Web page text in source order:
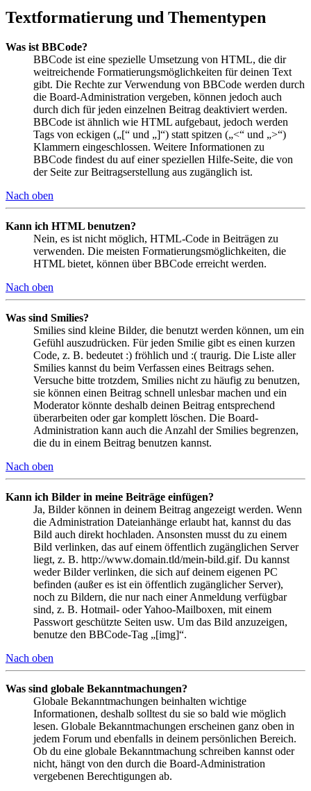
Textformatierung und Thementypen
Was ist BBCode?
BBCode ist eine spezielle Umsetzung von HTML, die dir
weitreichende Formatierungsmöglichkeiten für deinen Text
gibt. Die Rechte zur Verwendung von BBCode werden durch
die Board-Administration vergeben, können jedoch auch
durch dich für jeden einzelnen Beitrag deaktiviert werden.
BBCode ist ähnlich wie HTML aufgebaut, jedoch werden
Tags von eckigen („[“ und „]“) statt spitzen („<“ und „>“)
Klammern eingeschlossen. Weitere Informationen zu
BBCode findest du auf einer speziellen Hilfe-Seite, die von
der Seite zur Beitragserstellung aus zugänglich ist.
Nach oben
Kann ich HTML benutzen?
Nein, es ist nicht möglich, HTML-Code in Beiträgen zu
verwenden. Die meisten Formatierungsmöglichkeiten, die
HTML bietet, können über BBCode erreicht werden.
Nach oben
Was sind Smilies?
Smilies sind kleine Bilder, die benutzt werden können, um ein
Gefühl auszudrücken. Für jeden Smilie gibt es einen kurzen
Code, z. B. bedeutet :) fröhlich und :( traurig. Die Liste aller
Smilies kannst du beim Verfassen eines Beitrags sehen.
Versuche bitte trotzdem, Smilies nicht zu häufig zu benutzen,
sie können einen Beitrag schnell unlesbar machen und ein
Moderator könnte deshalb deinen Beitrag entsprechend
überarbeiten oder gar komplett löschen. Die Board-
Administration kann auch die Anzahl der Smilies begrenzen,
die du in einem Beitrag benutzen kannst.
Nach oben
Kann ich Bilder in meine Beiträge einfügen?
Ja, Bilder können in deinem Beitrag angezeigt werden. Wenn
die Administration Dateianhänge erlaubt hat, kannst du das
Bild auch direkt hochladen. Ansonsten musst du zu einem
Bild verlinken, das auf einem öffentlich zugänglichen Server
liegt, z. B. http://www.domain.tld/mein-bild.gif. Du kannst
weder Bilder verlinken, die sich auf deinem eigenen PC
befinden (außer es ist ein öffentlich zugänglicher Server),
noch zu Bildern, die nur nach einer Anmeldung verfügbar
sind, z. B. Hotmail- oder Yahoo-Mailboxen, mit einem
Passwort geschützte Seiten usw. Um das Bild anzuzeigen,
benutze den BBCode-Tag „[img]“.
Nach oben
Was sind globale Bekanntmachungen?
Globale Bekanntmachungen beinhalten wichtige
Informationen, deshalb solltest du sie so bald wie möglich
lesen. Globale Bekanntmachungen erscheinen ganz oben in
jedem Forum und ebenfalls in deinem persönlichen Bereich.
Ob du eine globale Bekanntmachung schreiben kannst oder
nicht, hängt von den durch die Board-Administration
vergebenen Berechtigungen ab.